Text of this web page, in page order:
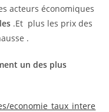
acteurs économiques
.Et plus les prix des
.
un des plus
economie_taux_intere